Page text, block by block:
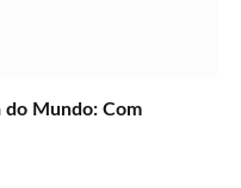
Mundo: Com